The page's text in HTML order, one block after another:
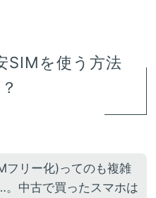
SIMを使う方法
フリー化)ってのも複雑
中古で買ったスマホは